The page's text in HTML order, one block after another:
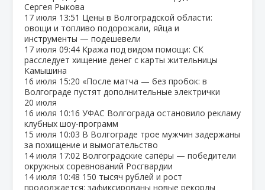
Сергея Рыкова
17 июля 13:51 Цены в Волгоградской области:
овощи и топливо подорожали, яйца и
инструменты — подешевели
17 июля 09:44 Кража под видом помощи: СК
расследует хищение денег с карты жительницы
Камышина
16 июля 15:20 «После матча — без пробок: в
Волгограде пустят дополнительные электрички
20 июля
16 июля 10:16 УФАС Волгограда остановило рекламу
клубных шоу‑программ
15 июля 10:03 В Волгограде трое мужчин задержаны
за похищение и вымогательство
14 июля 17:02 Волгоградские сапёры — победители
окружных соревнований Росгвардии
14 июля 10:48 150 тысяч рублей и рост
продолжается: зафиксированы новые рекорды